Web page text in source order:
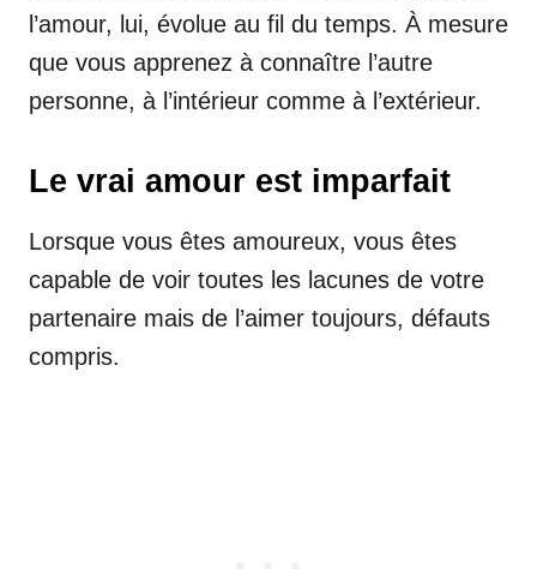
l’amour, lui, évolue au fil du temps. À mesure
que vous apprenez à connaître l’autre
personne, à l’intérieur comme à l’extérieur.
Le vrai amour est imparfait
Lorsque vous êtes amoureux, vous êtes
capable de voir toutes les lacunes de votre
partenaire mais de l’aimer toujours, défauts
compris.